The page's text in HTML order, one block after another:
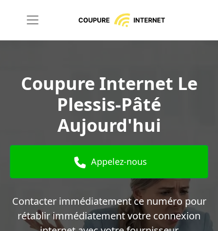
Coupure Internet Le
Plessis-Pâté
Aujourd'hui
Appelez-nous
Contacter immédiatement ce numéro pour
rétablir immédiatement votre connexion